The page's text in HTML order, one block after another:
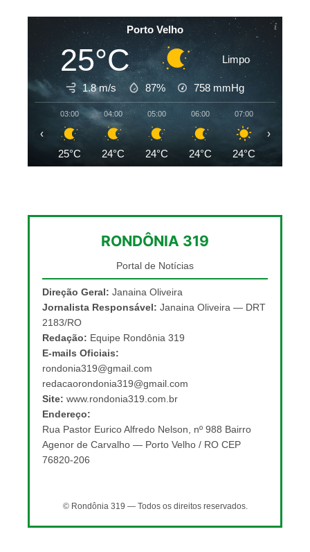
Porto Velho
25°C Limpo
1.8 m/s 87% 758 mmHg
03:00
25°C
04:00
24°C
05:00
24°C
06:00
24°C
07:00
24°C
‹ ›
RONDÔNIA 319
Portal de Notícias
Direção Geral: Janaina Oliveira
Jornalista Responsável: Janaina Oliveira — DRT
2183/RO
Redação: Equipe Rondônia 319
E-mails Oficiais:
rondonia319@gmail.com
redacaorondonia319@gmail.com
Site: www.rondonia319.com.br
Endereço:
Rua Pastor Eurico Alfredo Nelson, nº 988 Bairro
Agenor de Carvalho — Porto Velho / RO CEP
76820-206
© Rondônia 319 — Todos os direitos reservados.